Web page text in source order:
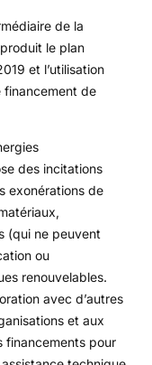
de la
le plan
et l’utilisation
financement de
des incitations
exonérations de
(qui ne peuvent
ou
renouvelables.
avec d’autres
et aux
financements pour